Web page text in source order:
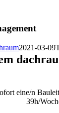
2021-03-
eine/n
39h/